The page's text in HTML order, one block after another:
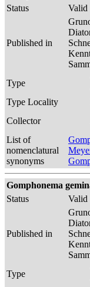
Status
Valid
Published in
Type
Type Locality
Collector
List of
nomenclatural
synonyms
Gomphonema
Status
Valid
Published in
Type